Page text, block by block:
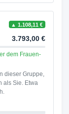
▲ 1.108,11 €
3.793,00 €
dem Frauen-
dieser Gruppe,
als Sie. Etwa